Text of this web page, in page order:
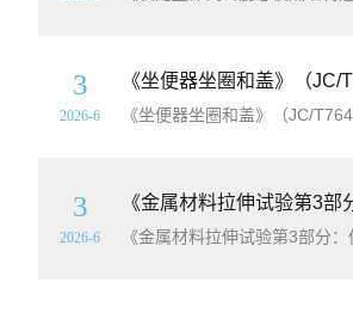
3
2026-6
《坐便器坐圈和盖》（JC/T764-2025）
3
2026-6
《金属材料拉伸试验第3部分：低温试验方法》（GB/